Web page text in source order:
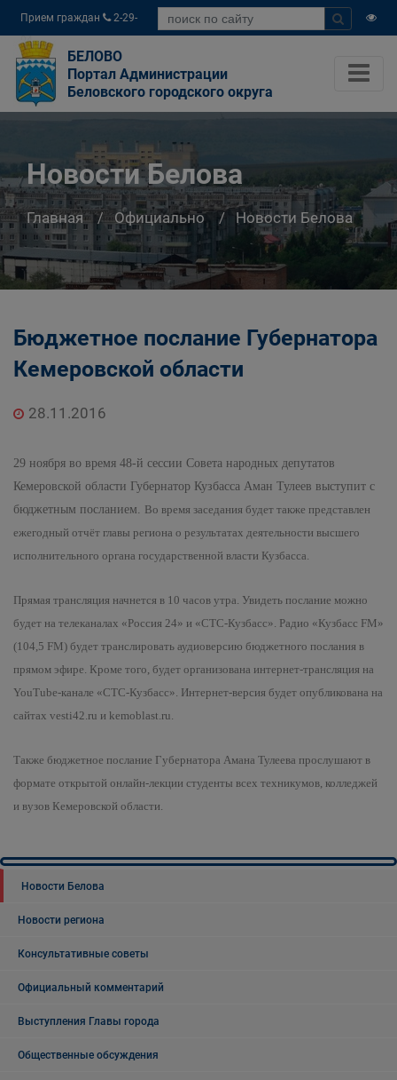
Прием граждан
2-29-
04
БЕЛОВО
Портал Администрации
Беловского городского округа
Новости Белова
Главная Официально Новости Белова
Бюджетное послание Губернатора
Кемеровской области
28.11.2016
29 ноября во время 48-й сессии Совета народных депутатов
Кемеровской области Губернатор Кузбасса Аман Тулеев выступит с
бюджетным посланием. Во время заседания будет также представлен
ежегодный отчёт главы региона о результатах деятельности высшего
исполнительного органа государственной власти Кузбасса.
Прямая трансляция начнется в 10 часов утра. Увидеть послание можно
будет на телеканалах «Россия 24» и «СТС-Кузбасс». Радио «Кузбасс FM»
(104,5 FM) будет транслировать аудиоверсию бюджетного послания в
прямом эфире. Кроме того, будет организована интернет-трансляция на
YouTube-канале «СТС-Кузбасс». Интернет-версия будет опубликована на
сайтах vesti42.ru и kemoblast.ru.
Также бюджетное послание Губернатора Амана Тулеева прослушают в
формате открытой онлайн-лекции студенты всех техникумов, колледжей
и вузов Кемеровской области.
Новости Белова
Новости региона
Консультативные советы
Официальный комментарий
Выступления Главы города
Общественные обсуждения